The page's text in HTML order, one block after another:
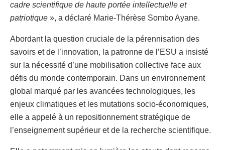
cadre scientifique de haute portée intellectuelle et
patriotique », a déclaré Marie-Thérèse Sombo Ayane.
Abordant la question cruciale de la pérennisation des
savoirs et de l’innovation, la patronne de l’ESU a insisté
sur la nécessité d’une mobilisation collective face aux
défis du monde contemporain. Dans un environnement
global marqué par les avancées technologiques, les
enjeux climatiques et les mutations socio-économiques,
elle a appelé à un repositionnement stratégique de
l’enseignement supérieur et de la recherche scientifique.